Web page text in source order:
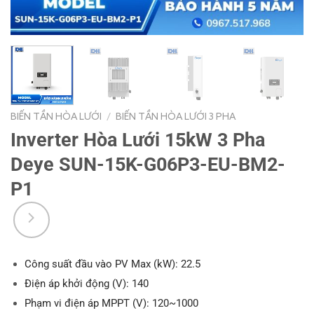
BIẾN TẦN HÒA LƯỚI / BIẾN TẦN HÒA LƯỚI 3 PHA
Inverter Hòa Lưới 15kW 3 Pha
Deye SUN-15K-G06P3-EU-BM2-
P1
Công suất đầu vào PV Max (kW): 22.5
Điện áp khởi động (V): 140
Phạm vi điện áp MPPT (V): 120~1000